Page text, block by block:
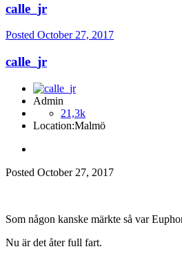
calle_jr
Posted October 27, 2017
calle_jr
Admin
21,3k
Location:Malmö
Posted October 27, 2017
Som någon kanske märkte så var
Nu är det åter full fart.